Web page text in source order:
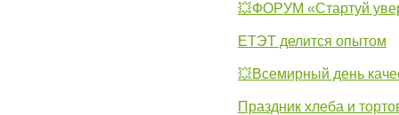
💥ФОРУМ «Стартуй
ЕТЭТ делится опытом
💥Всемирный день
Праздник хлеба и